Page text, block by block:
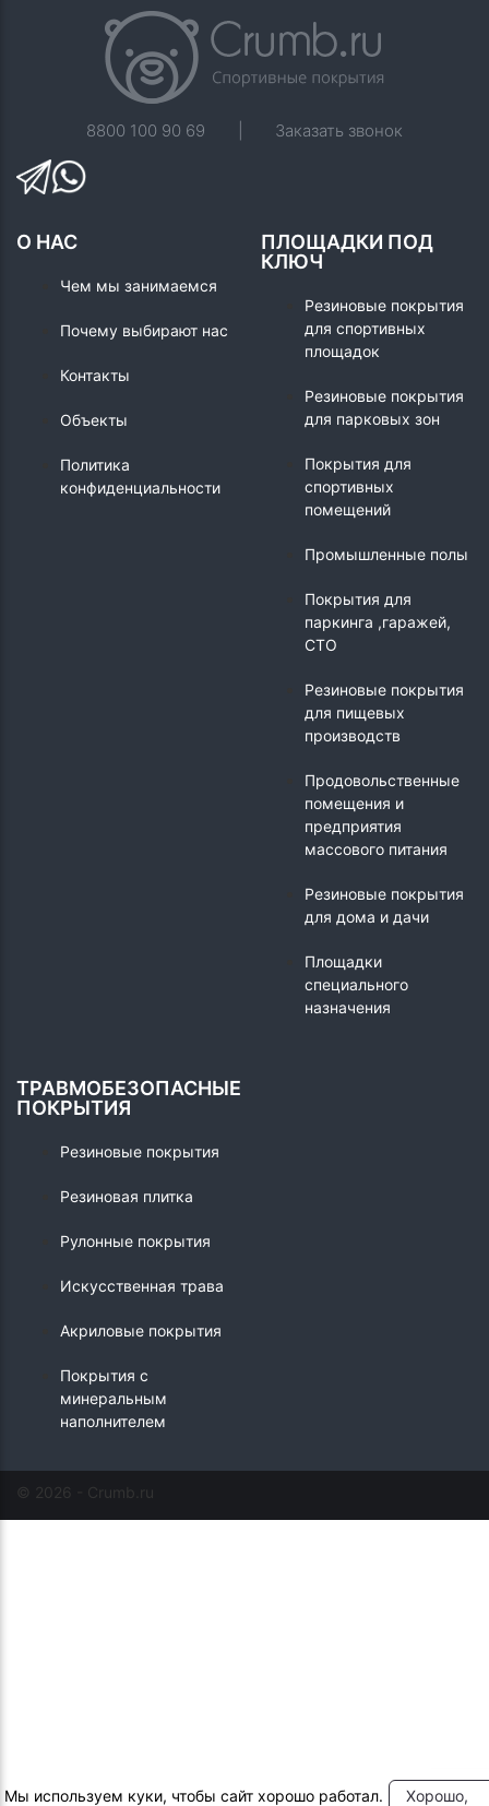
8800 100 90 69 Заказать звонок
О НАС
Чем мы занимаемся
Почему выбирают нас
Контакты
Объекты
Политика
конфиденциальности
ПЛОЩАДКИ ПОД
КЛЮЧ
Резиновые покрытия
для спортивных
площадок
Резиновые покрытия
для парковых зон
Покрытия для
спортивных
помещений
Промышленные полы
Покрытия для
паркинга ,гаражей,
СТО
Резиновые покрытия
для пищевых
производств
Продовольственные
помещения и
предприятия
массового питания
Резиновые покрытия
для дома и дачи
Площадки
специального
назначения
ТРАВМОБЕЗОПАСНЫЕ
ПОКРЫТИЯ
Резиновые покрытия
Резиновая плитка
Рулонные покрытия
Искусственная трава
Акриловые покрытия
Покрытия с
минеральным
наполнителем
© 2026 - Crumb.ru
Мы используем куки, чтобы сайт хорошо работал. Хорошо,